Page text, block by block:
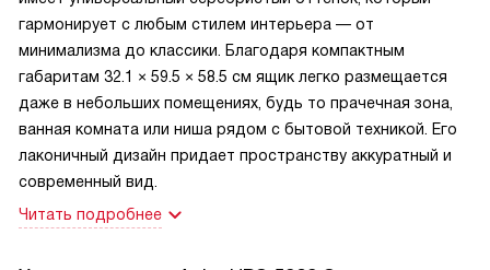
гармонирует с любым стилем интерьера — от
минимализма до классики. Благодаря компактным
габаритам 32.1 × 59.5 × 58.5 см ящик легко размещается
даже в небольших помещениях, будь то прачечная зона,
ванная комната или ниша рядом с бытовой техникой. Его
лаконичный дизайн придает пространству аккуратный и
современный вид.
Читать подробнее